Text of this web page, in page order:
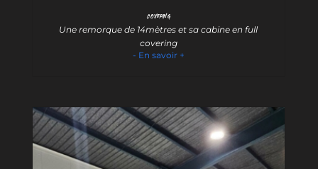
Covering
Une remorque de 14mètres et sa cabine en full
covering
- En savoir +